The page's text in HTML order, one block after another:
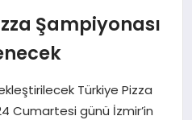
Şampiyonası
Türkiye Pizza
Cumartesi günü İzmir’in